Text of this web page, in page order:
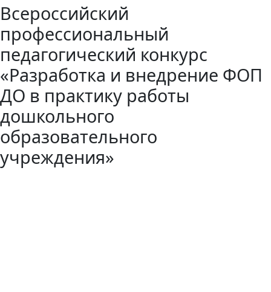
Всероссийский
профессиональный
педагогический конкурс
«Разработка и внедрение ФОП
ДО в практику работы
дошкольного
образовательного
учреждения»